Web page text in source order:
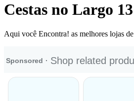
Cestas no Largo 13
Aqui você Encontra! as melhores lojas de